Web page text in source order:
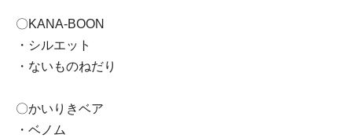
〇KANA-BOON
・シルエット
・ないものねだり
〇かいりきベア
・ベノム